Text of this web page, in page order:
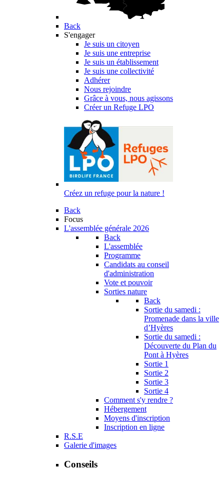
Back
S'engager
Je suis un citoyen
Je suis une entreprise
Je suis un établissement
Je suis une collectivité
Adhérer
Nous rejoindre
Grâce à vous, nous agissons
Créer un Refuge LPO
Créez un refuge pour la nature !
Back
Focus
L'assemblée générale 2026
Back
L'assemblée
Programme
Candidats au conseil
d'administration
Vote et pouvoir
Sorties nature
Back
Sortie du samedi :
Promenade dans la ville
d’Hyères
Sortie du samedi :
Découverte du Plan du
Pont à Hyères
Sortie 1
Sortie 2
Sortie 3
Sortie 4
Comment s'y rendre ?
Hébergement
Moyens d'inscription
Inscription en ligne
R.S.E
Galerie d'images
Conseils